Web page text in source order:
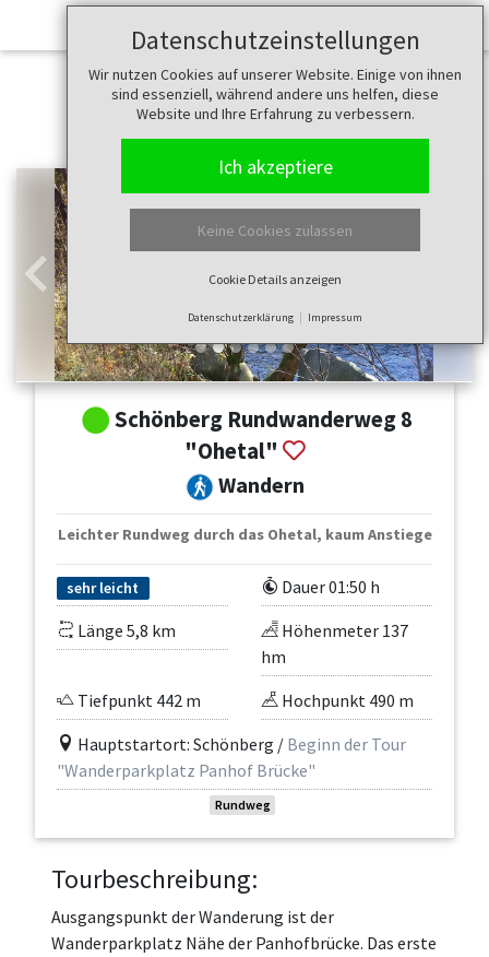
Datenschutzeinstellungen
Wir nutzen Cookies auf unserer Website. Einige von ihnen
sind essenziell, während andere uns helfen, diese
Website und Ihre Erfahrung zu verbessern.
Ich akzeptiere
Keine Cookies zulassen
Cookie Details anzeigen
Datenschutzerklärung Impressum
Zurück
Schönberg Rundwanderweg 8
"Ohetal"
Wandern
Leichter Rundweg durch das Ohetal, kaum Anstiege
sehr leicht
Dauer 01:50 h
Länge 5,8 km
Höhenmeter 137
hm
Tiefpunkt 442 m
Hochpunkt 490 m
Hauptstartort: Schönberg / Beginn der Tour
"Wanderparkplatz Panhof Brücke"
Rundweg
Tourbeschreibung:
Ausgangspunkt der Wanderung ist der
Wanderparkplatz Nähe der Panhofbrücke. Das erste